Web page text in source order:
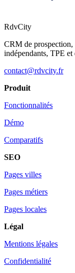
RdvCity
CRM de prospection,
indépendants, TPE et
contact@rdvcity.fr
Produit
Fonctionnalités
Démo
Comparatifs
SEO
Pages villes
Pages métiers
Pages locales
Légal
Mentions légales
Confidentialité